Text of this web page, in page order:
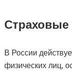
Страховые
В России
физических лиц,